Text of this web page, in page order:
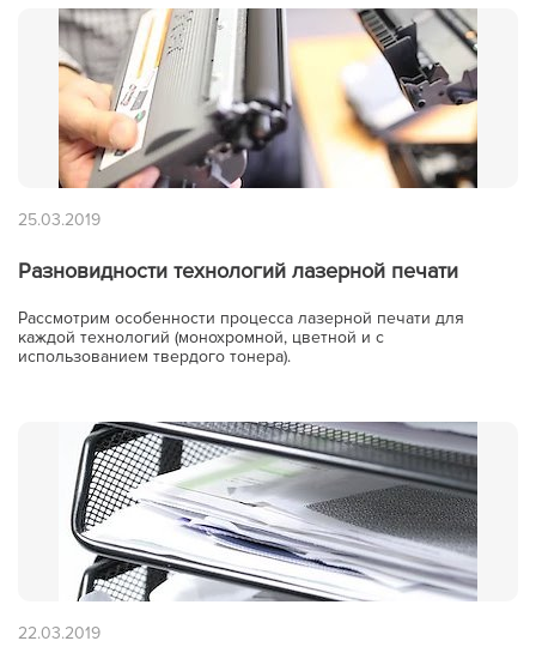
25.03.2019
Разновидности технологий лазерной печати
Рассмотрим особенности процесса лазерной печати для
каждой технологий (монохромной, цветной и с
использованием твердого тонера).
22.03.2019